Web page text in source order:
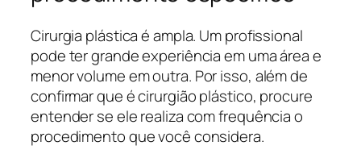
Cirurgia plástica é ampla. Um profissional
pode ter grande experiência em uma área e
menor volume em outra. Por isso, além de
confirmar que é cirurgião plástico, procure
entender se ele realiza com frequência o
procedimento que você considera.